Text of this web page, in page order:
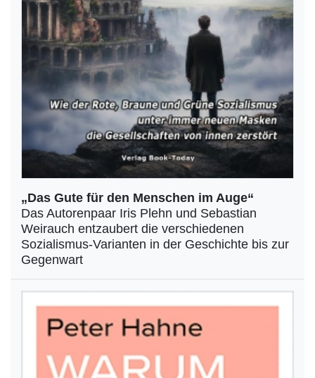
„Das Gute für den Menschen im Auge“
Das Autorenpaar Iris Plehn und Sebastian
Weirauch entzaubert die verschiedenen
Sozialismus-Varianten in der Geschichte bis zur
Gegenwart